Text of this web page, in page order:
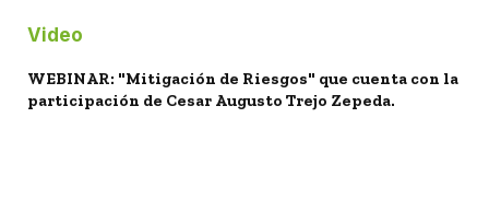
Video
WEBINAR: "Mitigación de Riesgos" que cuenta con la
participación de Cesar Augusto Trejo Zepeda.